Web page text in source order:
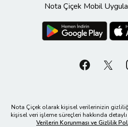
Nota Çiçek Mobil
Nota Çiçek olarak kişisel verilerinizin
kişisel veri işleme süreçleri hakkında
Verilerin Korunması ve Gizlilik